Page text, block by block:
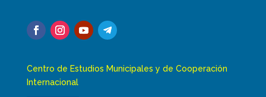
Centro de Estudios Municipales y de Cooperación
Internacional